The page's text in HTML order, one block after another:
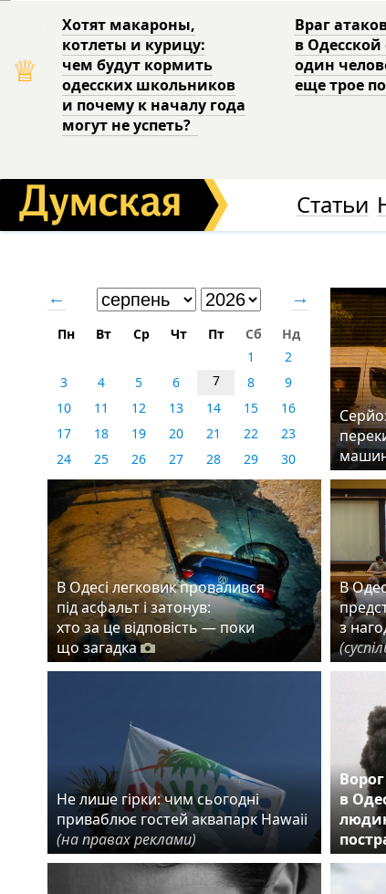
♕
Хотят макароны,
котлеты и курицу:
чем будут кормить
одесских школьников
и почему к началу года
могут не успеть?
Враг
в Одесской
один
еще трое
Статьи
← →
Пн Вт Ср Чт Пт Сб
Нд
1
2
3
4 5 6 7 8
9
10
11 12 13 14 15
16
17
18 19 20 21 22
23
24
25 26 27 28 29
30
31
В Одесі легковик провалився
під асфальт і затонув:
хто за це відповість — поки
що загадка
В
з
Не лише гірки: чим сьогодні
приваблює гостей аквапарк Hawaii
(на правах реклами)
в